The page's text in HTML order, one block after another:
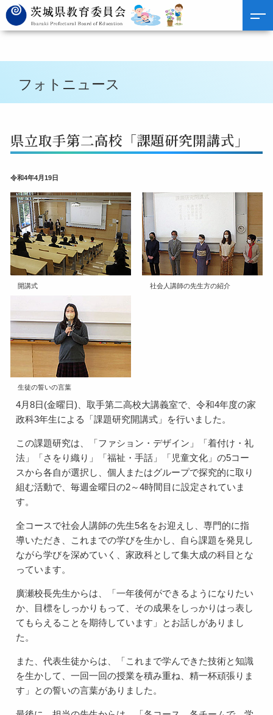
フォトニュース
県立取手第二高校「課題研究開講式」
令和4年4月19日
開講式 社会人講師の先生方の紹介
生徒の誓いの言葉
4月8日(金曜日)、取手第二高校大講義室で、令和4年度の家
政科3年生による「課題研究開講式」を行いました。
この課題研究は、「ファション・デザイン」「着付け・礼
法」「さをり織り」「福祉・手話」「児童文化」の5コー
スから各自が選択し、個人またはグループで探究的に取り
組む活動で、毎週金曜日の2～4時間目に設定されていま
す。
全コースで社会人講師の先生5名をお迎えし、専門的に指
導いただき、これまでの学びを生かし、自ら課題を発見し
ながら学びを深めていく、家政科として集大成の科目とな
っています。
廣瀬校長先生からは、「一年後何ができるようになりたい
か、目標をしっかりもって、その成果をしっかりはっ表し
てもらえることを期待しています」とお話しがありまし
た。
また、代表生徒からは、「これまで学んできた技術と知識
を生かして、一回一回の授業を積み重ね、精一杯頑張りま
す」との誓いの言葉がありました。